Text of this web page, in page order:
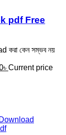
pdf Free
করা কেন সম্ভব নয়
৳ Current price